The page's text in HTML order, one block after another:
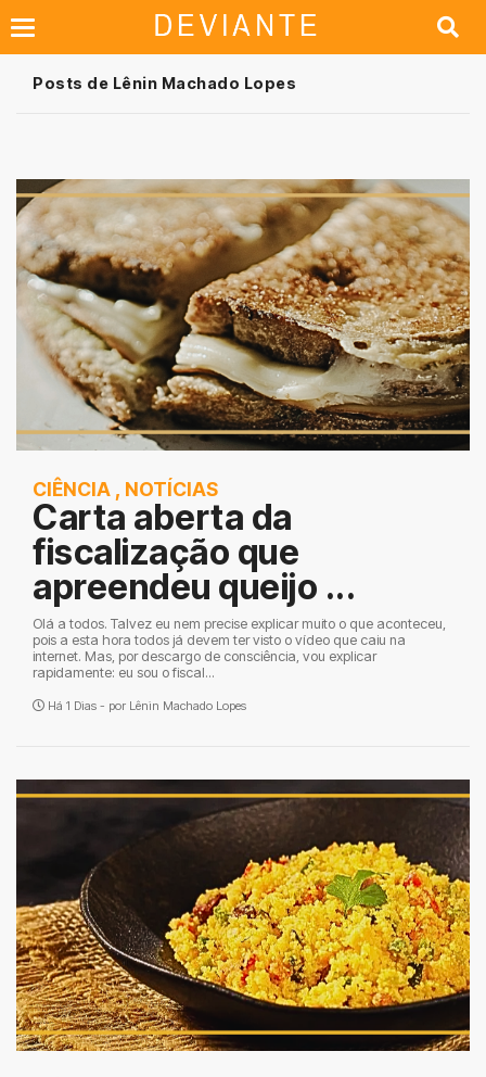
Posts de Lênin Machado Lopes
CIÊNCIA , NOTÍCIAS
Carta aberta da
fiscalização que
apreendeu queijo ...
Olá a todos. Talvez eu nem precise explicar muito o que aconteceu,
pois a esta hora todos já devem ter visto o vídeo que caiu na
internet. Mas, por descargo de consciência, vou explicar
rapidamente: eu sou o fiscal...
Há 1 Dias - por Lênin Machado Lopes